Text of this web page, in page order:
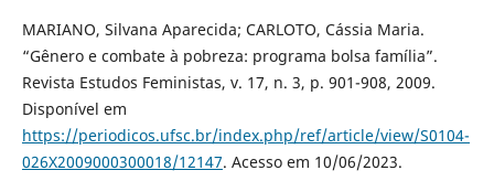
MARIANO, Silvana Aparecida; CARLOTO, Cássia Maria.
“Gênero e combate à pobreza: programa bolsa família”.
Revista Estudos Feministas, v. 17, n. 3, p. 901-908, 2009.
Disponível em
https://periodicos.ufsc.br/index.php/ref/article/view/S0104-
026X2009000300018/12147. Acesso em 10/06/2023.